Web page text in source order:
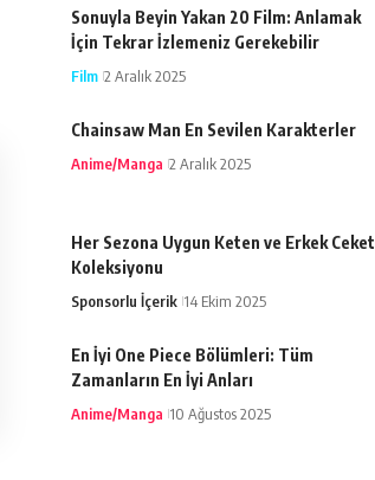
Sonuyla Beyin Yakan 20 Film: Anlamak
İçin Tekrar İzlemeniz Gerekebilir
Film 2 Aralık 2025
Chainsaw Man En Sevilen Karakterler
Anime/Manga 2 Aralık 2025
Her Sezona Uygun Keten ve Erkek Ceket
Koleksiyonu
Sponsorlu İçerik 14 Ekim 2025
En İyi One Piece Bölümleri: Tüm
Zamanların En İyi Anları
Anime/Manga 10 Ağustos 2025